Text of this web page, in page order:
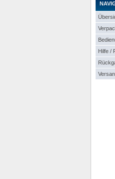
Hilfe /